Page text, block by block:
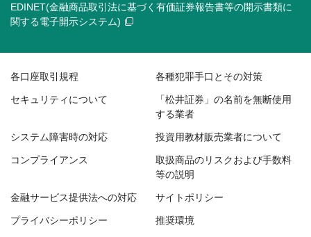
EDINET(金融商品取引法に基づく有価証券報告書等の開示書類に
関する電子開示システム)
各口座取引規程 各種犯罪手口とその対策
セキュリティについて
「松井証券」の名前を無断使用
する業者
システム障害時の対応 投資用教材販売業者について
コンプライアンス
取扱商品のリスクおよび手数料
等の説明
金融サービス提供法への対応 サイトポリシー
プライバシーポリシー 推奨環境